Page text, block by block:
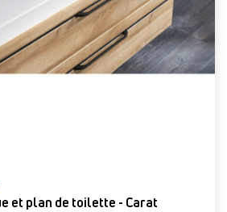
Meuble sous vasque et plan de toilette - Carat